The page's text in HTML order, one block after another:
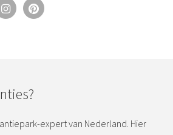
expert van Nederland. Hier